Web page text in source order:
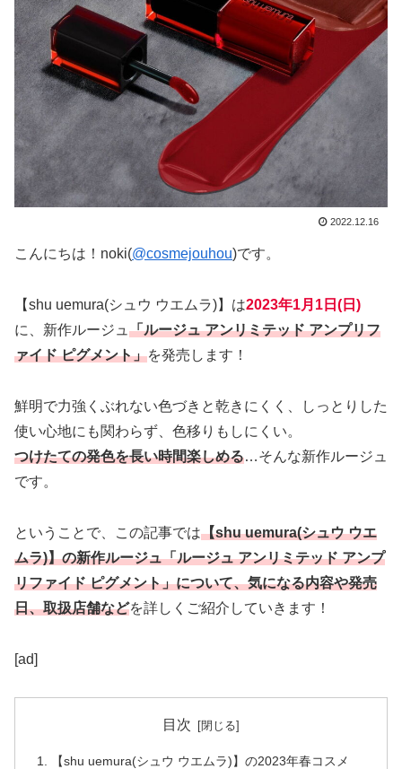
2022.12.16
こんにちは！noki(@cosmejouhou)です。
【shu uemura(シュウ ウエムラ)】は2023年1月1日(日)
に、新作ルージュ 「ルージュ アンリミテッド アンプリフ
ァイド ピグメント」を発売します！
鮮明で力強くぶれない色づきと乾きにくく、しっとりした
使い心地にも関わらず、色移りもしにくい。
つけたての発色を長い時間楽しめる…そんな新作ルージュ
です。
ということで、この記事では【shu uemura(シュウ ウエ
ムラ)】の新作ルージュ「ルージュ アンリミテッド アンプ
リファイド ピグメント」について、気になる内容や発売
日、取扱店舗などを詳しくご紹介していきます！
[ad]
目次
【shu uemura(シュウ ウエムラ)】の2023年春コスメ